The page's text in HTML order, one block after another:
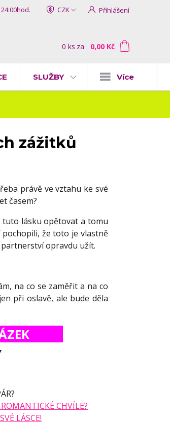
CZK Přihlášení
0 ks za 0,00 Kč
SLUŽBY Více
zážitků
právě ve vztahu ke své
časem?
tuto lásku opětovat a tomu
že toto je vlastně
opravdu užít.
na co se zaměřit a na co
při oslavě, ale bude děla
CHVÍLE?
LÁSCE!